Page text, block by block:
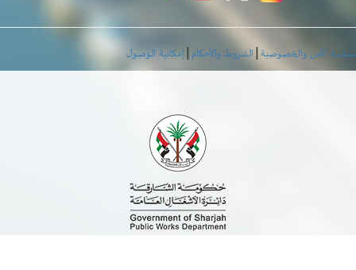
الأمن والخصوصية| الشروط والأحكام| إمكانية الوصول